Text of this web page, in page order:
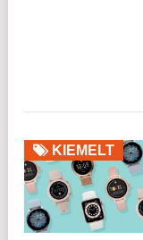
KIEMELT